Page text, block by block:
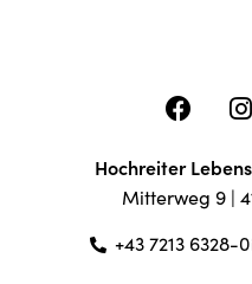
Hochreiter
Mitterweg 9 |
+43 7213 6328-0